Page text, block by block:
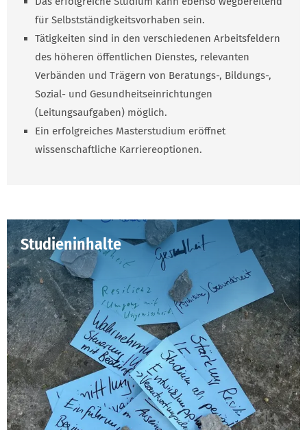
für Selbstständigkeitsvorhaben sein.
Tätigkeiten sind in den verschiedenen Arbeitsfeldern
des höheren öffentlichen Dienstes, relevanten
Verbänden und Trägern von Beratungs-, Bildungs-,
Sozial- und Gesundheitseinrichtungen
(Leitungsaufgaben) möglich.
Ein erfolgreiches Masterstudium eröffnet
wissenschaftliche Karriereoptionen.
Studieninhalte